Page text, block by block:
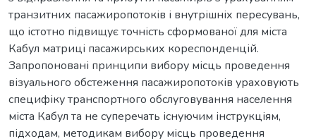
транзитних пасажиропотоків і внутрішніх пересувань,
що істотно підвищує точність сформованої для міста
Кабул матриці пасажирських кореспонденцій.
Запропоновані принципи вибору місць проведення
візуального обстеження пасажиропотоків ураховують
специфіку транспортного обслуговування населення
міста Кабул та не суперечать існуючим інструкціям,
підходам, методикам вибору місць проведення